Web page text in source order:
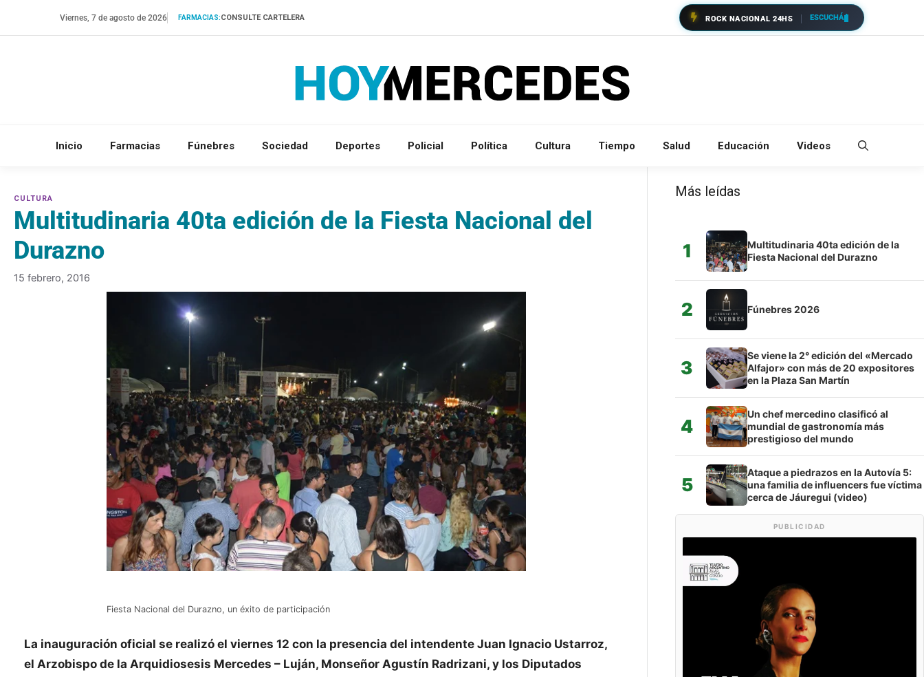
Viernes, 7 de agosto de 2026 FARMACIAS:CONSULTE CARTELERA ROCK NACIONAL 24HS ESCUCHÁ
Inicio Farmacias Fúnebres Sociedad Deportes Policial Política Cultura Tiempo Salud Educación Videos
Multitudinaria 40ta edición de la Fiesta Nacional del
Durazno
15 febrero, 2016
Fiesta Nacional del Durazno, un éxito de participación
La inauguración oficial se realizó el viernes 12 con la presencia del intendente Juan Ignacio Ustarroz,
el Arzobispo de la Arquidiosesis Mercedes – Luján, Monseñor Agustín Radrizani, y los Diputados
Más leídas
1
Multitudinaria 40ta edición de la
Fiesta Nacional del Durazno
2 Fúnebres 2026
3
Se viene la 2° edición del «Mercado
Alfajor» con más de 20 expositores
en la Plaza San Martín
4
Un chef mercedino clasificó al
mundial de gastronomía más
prestigioso del mundo
5
Ataque a piedrazos en la Autovía 5:
una familia de influencers fue víctima
cerca de Jáuregui (video)
PUBLICIDAD